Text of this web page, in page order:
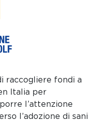
raccogliere fondi a
Italia per
l’attenzione
l’adozione di sani